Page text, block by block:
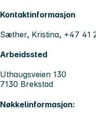
Kontaktinformasjon
Sæther, Kristina, +47 41
Arbeidssted
Uthaugsveien 130
7130 Brekstad
Nøkkelinformasjon: